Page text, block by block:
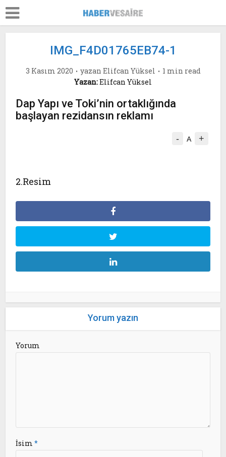
IMG_F4D01765EB74-1
3 Kasım 2020 yazan Elifcan Yüksel
1 min read
Yazan:Elifcan Yüksel
Dap Yapı ve Toki’nin ortaklığında
başlayan rezidansın reklamı
- A +
2.Resim
Yorum yazın
Yorum
İsim*